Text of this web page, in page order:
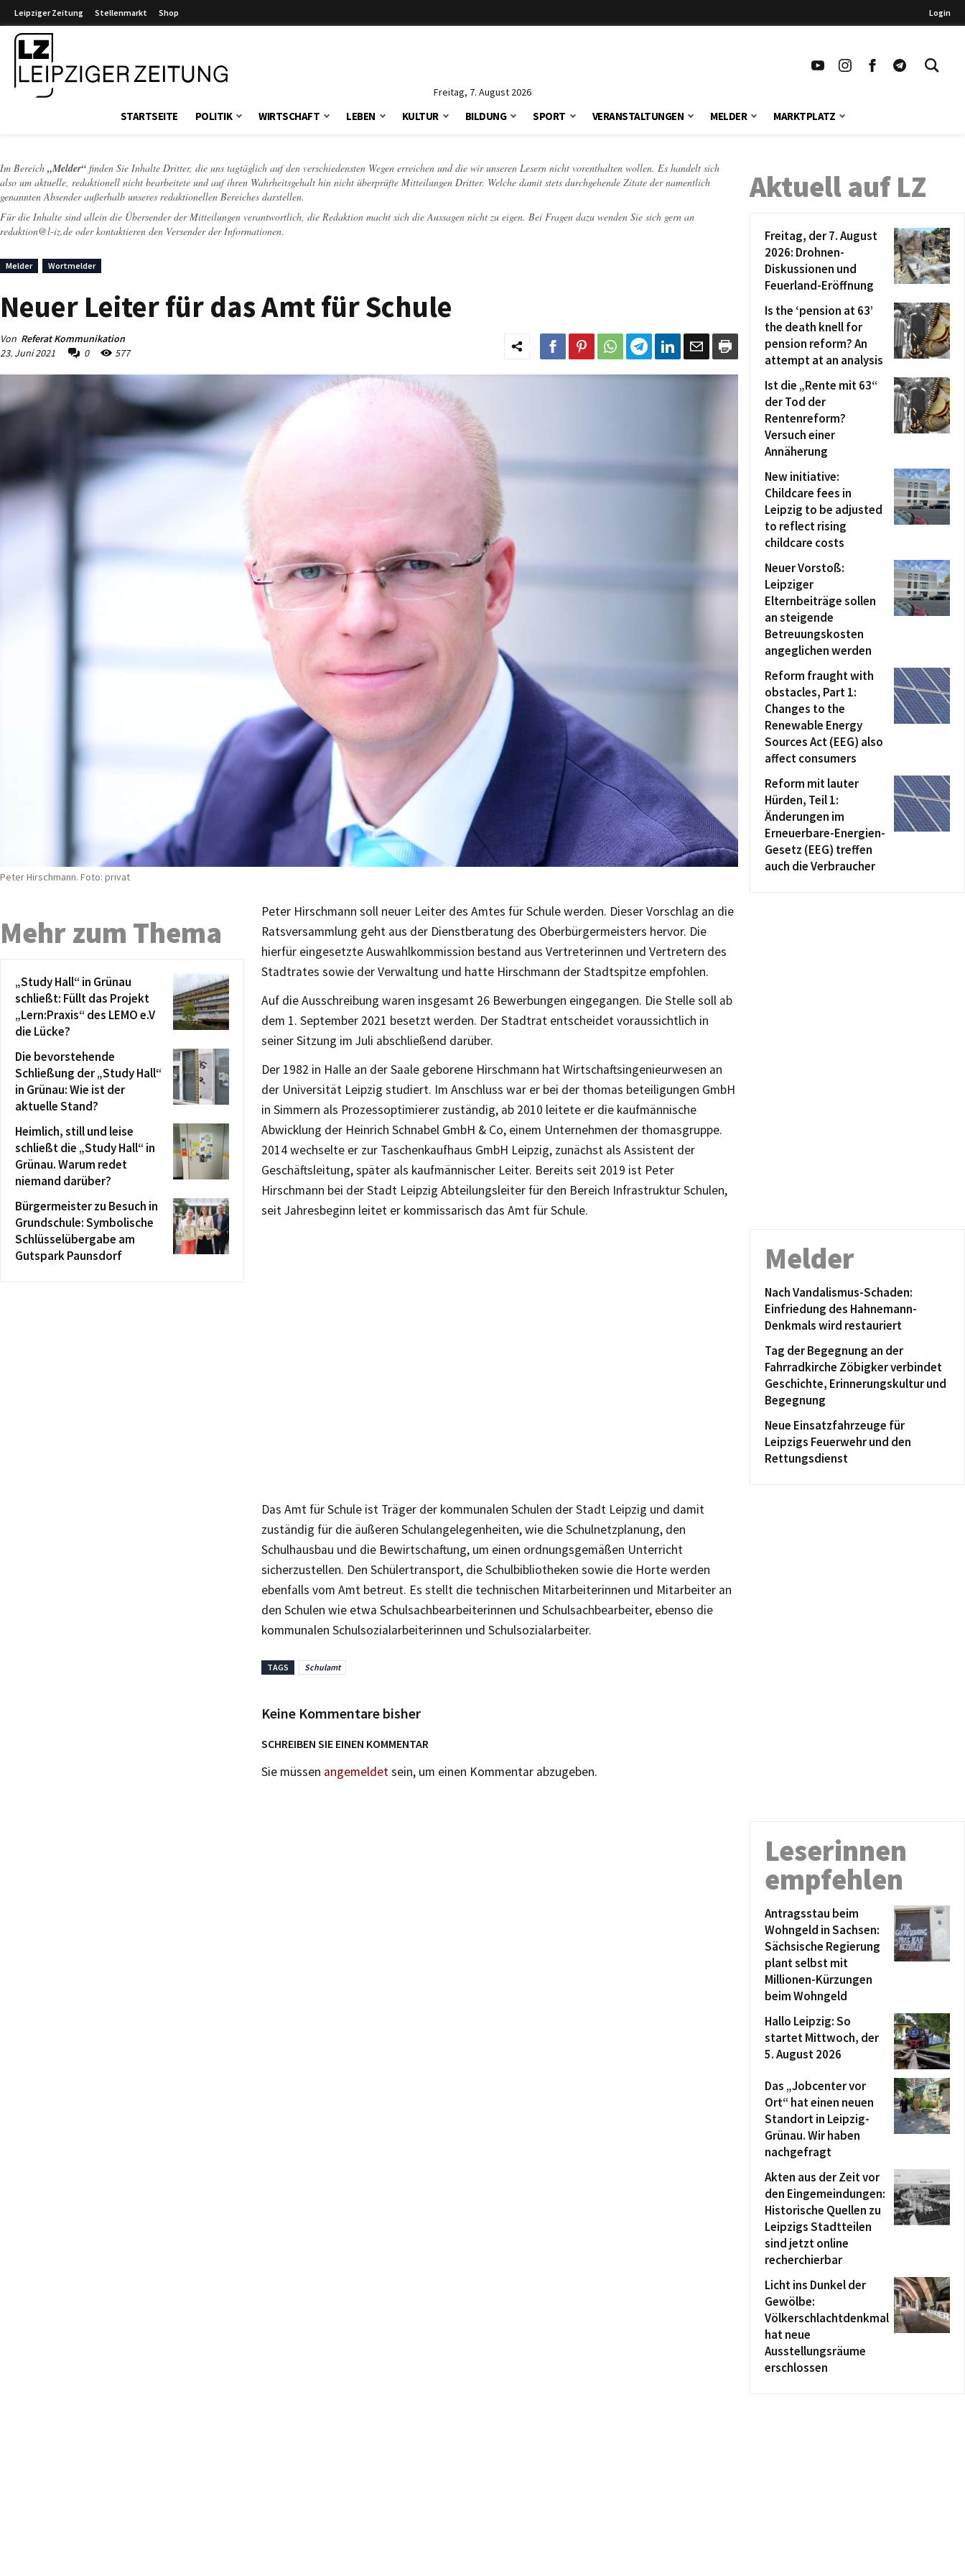
Leipziger Zeitung Stellenmarkt Shop Login
Freitag, 7. August 2026
STARTSEITE POLITIK WIRTSCHAFT LEBEN KULTUR BILDUNG SPORT VERANSTALTUNGEN MELDER MARKTPLATZ
Im Bereich „Melder“ finden Sie Inhalte Dritter, die uns tagtäglich auf den verschiedensten Wegen erreichen und die wir unseren Lesern nicht vorenthalten wollen. Es handelt sich
also um aktuelle, redaktionell nicht bearbeitete und auf ihren Wahrheitsgehalt hin nicht überprüfte Mitteilungen Dritter. Welche damit stets durchgehende Zitate der namentlich
genannten Absender außerhalb unseres redaktionellen Bereiches darstellen.
Für die Inhalte sind allein die Übersender der Mitteilungen verantwortlich, die Redaktion macht sich die Aussagen nicht zu eigen. Bei Fragen dazu wenden Sie sich gern an
redaktion@l-iz.de oder kontaktieren den Versender der Informationen.
Melder Wortmelder
Neuer Leiter für das Amt für Schule
Von Referat Kommunikation
23. Juni 2021
0 577
Peter Hirschmann. Foto: privat
Peter Hirschmann soll neuer Leiter des Amtes für Schule werden. Dieser Vorschlag an die
Ratsversammlung geht aus der Dienstberatung des Oberbürgermeisters hervor. Die
hierfür eingesetzte Auswahlkommission bestand aus Vertreterinnen und Vertretern des
Stadtrates sowie der Verwaltung und hatte Hirschmann der Stadtspitze empfohlen.
Auf die Ausschreibung waren insgesamt 26 Bewerbungen eingegangen. Die Stelle soll ab
dem 1. September 2021 besetzt werden. Der Stadtrat entscheidet voraussichtlich in
seiner Sitzung im Juli abschließend darüber.
Der 1982 in Halle an der Saale geborene Hirschmann hat Wirtschaftsingenieurwesen an
der Universität Leipzig studiert. Im Anschluss war er bei der thomas beteiligungen GmbH
in Simmern als Prozessoptimierer zuständig, ab 2010 leitete er die kaufmännische
Abwicklung der Heinrich Schnabel GmbH & Co, einem Unternehmen der thomasgruppe.
2014 wechselte er zur Taschenkaufhaus GmbH Leipzig, zunächst als Assistent der
Geschäftsleitung, später als kaufmännischer Leiter. Bereits seit 2019 ist Peter
Hirschmann bei der Stadt Leipzig Abteilungsleiter für den Bereich Infrastruktur Schulen,
seit Jahresbeginn leitet er kommissarisch das Amt für Schule.
Das Amt für Schule ist Träger der kommunalen Schulen der Stadt Leipzig und damit
zuständig für die äußeren Schulangelegenheiten, wie die Schulnetzplanung, den
Schulhausbau und die Bewirtschaftung, um einen ordnungsgemäßen Unterricht
sicherzustellen. Den Schülertransport, die Schulbibliotheken sowie die Horte werden
ebenfalls vom Amt betreut. Es stellt die technischen Mitarbeiterinnen und Mitarbeiter an
den Schulen wie etwa Schulsachbearbeiterinnen und Schulsachbearbeiter, ebenso die
kommunalen Schulsozialarbeiterinnen und Schulsozialarbeiter.
TAGS Schulamt
Keine Kommentare bisher
SCHREIBEN SIE EINEN KOMMENTAR
Sie müssen angemeldetsein, um einen Kommentar abzugeben.
Mehr zum Thema
„Study Hall“ in Grünau
schließt: Füllt das Projekt
„Lern:Praxis“ des LEMO e.V
die Lücke?
Die bevorstehende
Schließung der „Study Hall“
in Grünau: Wie ist der
aktuelle Stand?
Heimlich, still und leise
schließt die „Study Hall“ in
Grünau. Warum redet
niemand darüber?
Bürgermeister zu Besuch in
Grundschule: Symbolische
Schlüsselübergabe am
Gutspark Paunsdorf
Aktuell auf LZ
Freitag, der 7. August
2026: Drohnen-
Diskussionen und
Feuerland-Eröffnung
Is the ‘pension at 63’
the death knell for
pension reform? An
attempt at an analysis
Ist die „Rente mit 63“
der Tod der
Rentenreform?
Versuch einer
Annäherung
New initiative:
Childcare fees in
Leipzig to be adjusted
to reflect rising
childcare costs
Neuer Vorstoß:
Leipziger
Elternbeiträge sollen
an steigende
Betreuungskosten
angeglichen werden
Reform fraught with
obstacles, Part 1:
Changes to the
Renewable Energy
Sources Act (EEG) also
affect consumers
Reform mit lauter
Hürden, Teil 1:
Änderungen im
Erneuerbare-Energien-
Gesetz (EEG) treffen
auch die Verbraucher
Melder
Nach Vandalismus-Schaden:
Einfriedung des Hahnemann-
Denkmals wird restauriert
Tag der Begegnung an der
Fahrradkirche Zöbigker verbindet
Geschichte, Erinnerungskultur und
Begegnung
Neue Einsatzfahrzeuge für
Leipzigs Feuerwehr und den
Rettungsdienst
Leserinnen
empfehlen
Antragsstau beim
Wohngeld in Sachsen:
Sächsische Regierung
plant selbst mit
Millionen-Kürzungen
beim Wohngeld
Hallo Leipzig: So
startet Mittwoch, der
5. August 2026
Das „Jobcenter vor
Ort“ hat einen neuen
Standort in Leipzig-
Grünau. Wir haben
nachgefragt
Akten aus der Zeit vor
den Eingemeindungen:
Historische Quellen zu
Leipzigs Stadtteilen
sind jetzt online
recherchierbar
Licht ins Dunkel der
Gewölbe:
Völkerschlachtdenkmal
hat neue
Ausstellungsräume
erschlossen